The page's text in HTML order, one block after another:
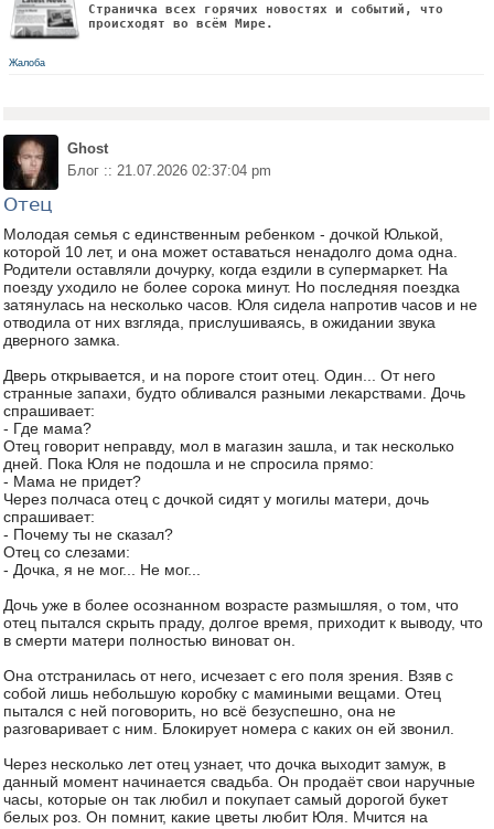
Страничка всех горячих новостях и событий, что
происходят во всём Мире.
Жалоба
Ghost
Блог :: 21.07.2026 02:37:04 pm
Отец
Молодая семья с единственным ребенком - дочкой Юлькой,
которой 10 лет, и она может оставаться ненадолго дома одна.
Родители оставляли дочурку, когда ездили в супермаркет. На
поезду уходило не более сорока минут. Но последняя поездка
затянулась на несколько часов. Юля сидела напротив часов и не
отводила от них взгляда, прислушиваясь, в ожидании звука
дверного замка.
Дверь открывается, и на пороге стоит отец. Один... От него
странные запахи, будто обливался разными лекарствами. Дочь
спрашивает:
- Где мама?
Отец говорит неправду, мол в магазин зашла, и так несколько
дней. Пока Юля не подошла и не спросила прямо:
- Мама не придет?
Через полчаса отец с дочкой сидят у могилы матери, дочь
спрашивает:
- Почему ты не сказал?
Отец со слезами:
- Дочка, я не мог... Не мог...
Дочь уже в более осознанном возрасте размышляя, о том, что
отец пытался скрыть праду, долгое время, приходит к выводу, что
в смерти матери полностью виноват он.
Она отстранилась от него, исчезает с его поля зрения. Взяв с
собой лишь небольшую коробку с мамиными вещами. Отец
пытался с ней поговорить, но всё безуспешно, она не
разговаривает с ним. Блокирует номера с каких он ей звонил.
Через несколько лет отец узнает, что дочка выходит замуж, в
данный момент начинается свадьба. Он продаёт свои наручные
часы, которые он так любил и покупает самый дорогой букет
белых роз. Он помнит, какие цветы любит Юля. Мчится на